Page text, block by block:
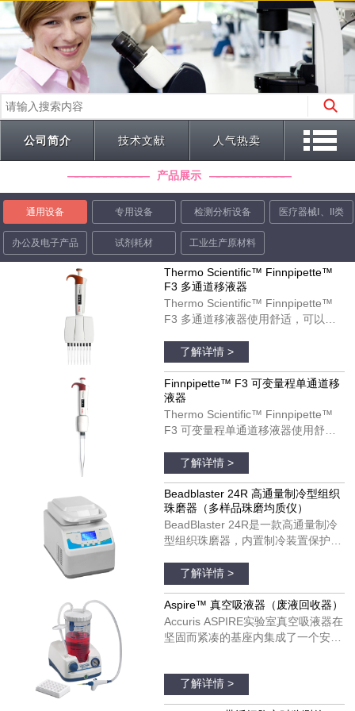
公司简介 技术文献 人气热卖
产品展示
通用设备 专用设备 检测分析设备 医疗器械Ⅰ、II类
办公及电子产品 试剂耗材 工业生产原材料
Thermo Scientific™ Finnpipette™
F3 多通道移液器
Thermo Scientific™ Finnpipette™
F3 多通道移液器使用舒适，可以在
识的宽型指状支托和人体工程学柄设
计可以改善您的移液体验。
Finnpipette F3 移液器可以用于单个
和多通道模具。货号：4660050；
4660010；4660020；4660040
了解详情 >
Finnpipette™ F3 可变量程单通道移
液器
Thermo Scientific™ Finnpipette™
F3 可变量程单通道移液器使用舒
作用。Finnpipette F3 移液器具有宽
阔的、支持彩色编码的指托和人机工
效学手柄设计。Finnpipette F3 移液
器可以用于单个和多通道模具。货
号：4640100；4640000；
4640010；4640020；4640030；
4640070；4640080
了解详情 >
Beadblaster 24R 高通量制冷型组织
珠磨器（多样品珠磨均质仪）
BeadBlaster 24R是一款高通量制冷
型组织珠磨器，内置制冷装置保护温
数珠磨器不同，BeadBlaster 24R具
有真正的、基于压缩机的制冷系统，
不需要干冰、液氮和空气供应。只需
设置所需的温度并预冷，温度将在整
个均质过程中维持低温，以保证样品
了解详情 >
Aspire™ 真空吸液器（废液回收器）
Accuris ASPIRE实验室真空吸液器在
坚固而紧凑的基座内集成了一个安
真空表。
了解详情 >